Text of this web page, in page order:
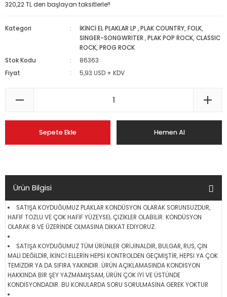
320,22 TL den başlayan taksitlerle!!
Kategori İKİNCİ EL PLAKLAR LP ,PLAK COUNTRY, FOLK,
SINGER-SONGWRITER ,PLAK POP ROCK, CLASSIC
ROCK, PROG ROCK
Stok Kodu
86363
Fiyat
5,93 USD + KDV
Sepete Ekle Hemen Al
Ürün Bilgisi
SATIŞA KOYDUĞUMUZ PLAKLAR KONDÜSYON OLARAK SORUNSUZDUR,
HAFİF TOZLU VE ÇOK HAFİF YÜZEYSEL ÇİZİKLER OLABİLİR. KONDÜSYON
OLARAK 8 VE ÜZERİNDE OLMASINA DİKKAT EDİYORUZ.
SATIŞA KOYDUĞUMUZ TÜM ÜRÜNLER ORİJİNALDİR, BULGAR, RUS, ÇİN
MALI DEĞİLDİR, İKİNCİ ELLERİN HEPSİ KONTROLDEN GEÇMİŞTİR, HEPSİ YA ÇOK
TEMİZDİR YA DA SIFIRA YAKINDIR. ÜRÜN AÇIKLAMASINDA KONDİSYON
HAKKINDA BİR ŞEY YAZMAMIŞSAM, ÜRÜN ÇOK İYİ VE ÜSTÜNDE
KONDİSYONDADIR. BU KONULARDA SORU SORULMASINA GEREK YOKTUR